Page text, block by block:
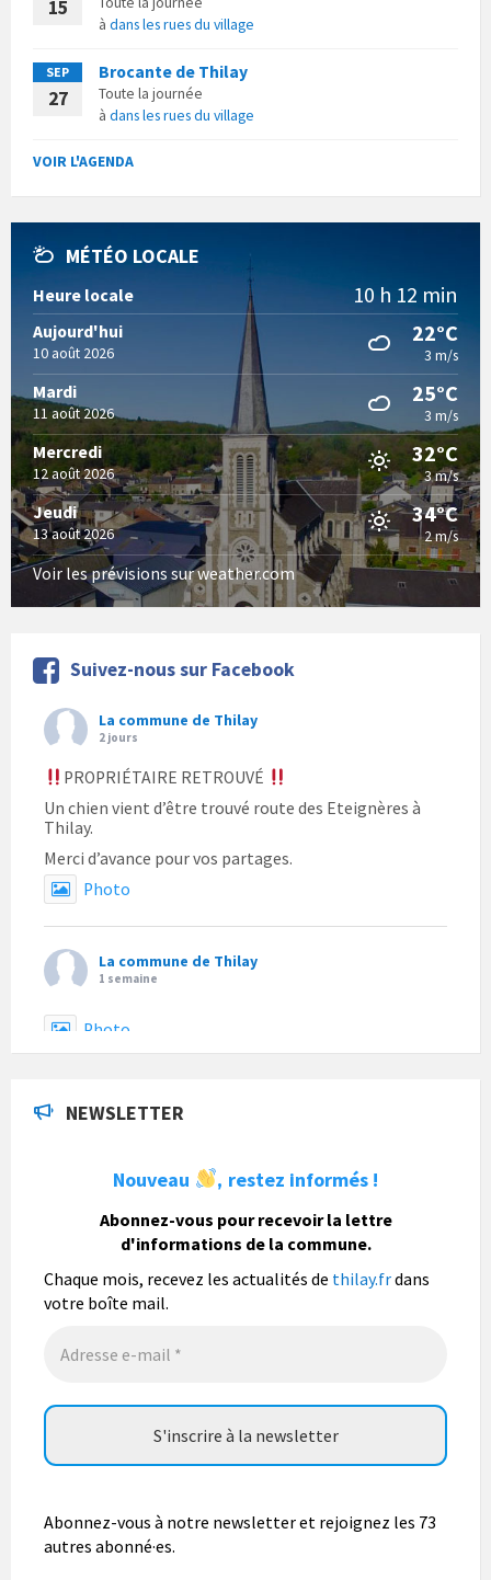
15
à dans les rues du village
SEP
27
Brocante de Thilay
Toute la journée
à dans les rues du village
VOIR L'AGENDA
MÉTÉO LOCALE
Heure locale 10 h 12 min
Aujourd'hui
10 août 2026
22°C
3 m/s
Mardi
11 août 2026
25°C
3 m/s
Mercredi
12 août 2026
32°C
3 m/s
Jeudi
13 août 2026
34°C
2 m/s
Voir les prévisions sur weather.com
Suivez-nous sur Facebook
La commune de Thilay
2 jours
PROPRIÉTAIRE RETROUVÉ
Un chien vient d’être trouvé route des Eteignères à
Thilay.
Merci d’avance pour vos partages.
Photo
La commune de Thilay
1 semaine
Photo
1 semaine
1 semaine
août.
Photo
NEWSLETTER
Nouveau , restez informés !
Abonnez-vous pour recevoir la lettre
d'informations de la commune.
Chaque mois, recevez les actualités de thilay.frdans
votre boîte mail.
Abonnez-vous à notre newsletter et rejoignez les 73
autres abonné·es.